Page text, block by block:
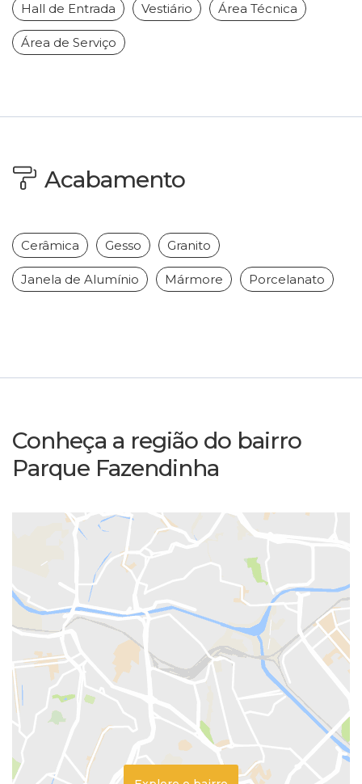
Hall de Entrada Vestiário Área Técnica
Área de Serviço
Acabamento
Cerâmica Gesso Granito
Janela de Alumínio Mármore Porcelanato
Conheça a região do bairro
Parque Fazendinha